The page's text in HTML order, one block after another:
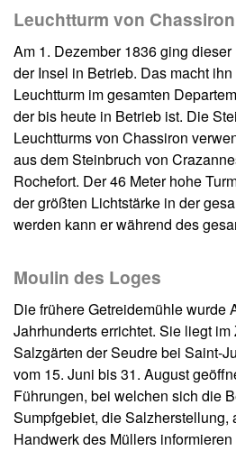
Leuchtturm von Chassiron
Am 1. Dezember 1836 ging
der Insel in Betrieb. Das macht
Leuchtturm im gesamten
der bis heute in Betrieb ist. Die
Leuchtturms von Chassiron
aus dem Steinbruch von
Rochefort. Der 46 Meter hohe
der größten Lichtstärke in der
werden kann er während des
Moulin des Loges
Die frühere Getreidemühle wurde
Jahrhunderts errichtet. Sie liegt
Salzgärten der Seudre bei Saint-
vom 15. Juni bis 31. August
Führungen, bei welchen sich die
Sumpfgebiet, die Salzherstellung,
Handwerk des Müllers